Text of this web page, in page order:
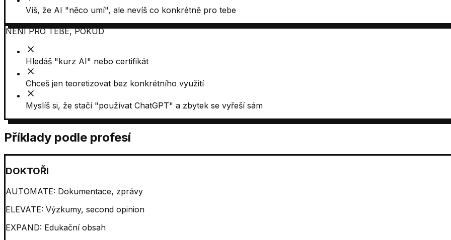
Víš, že AI "něco umí", ale nevíš co konkrétně pro tebe
NENÍ PRO TEBE, POKUD
Hledáš "kurz AI" nebo certifikát
Chceš jen teoretizovat bez konkrétního využití
Myslíš si, že stačí "používat ChatGPT" a zbytek se vyřeší sám
Příklady podle profesí
DOKTOŘI
AUTOMATE: Dokumentace, zprávy
ELEVATE: Výzkumy, second opinion
EXPAND: Edukační obsah